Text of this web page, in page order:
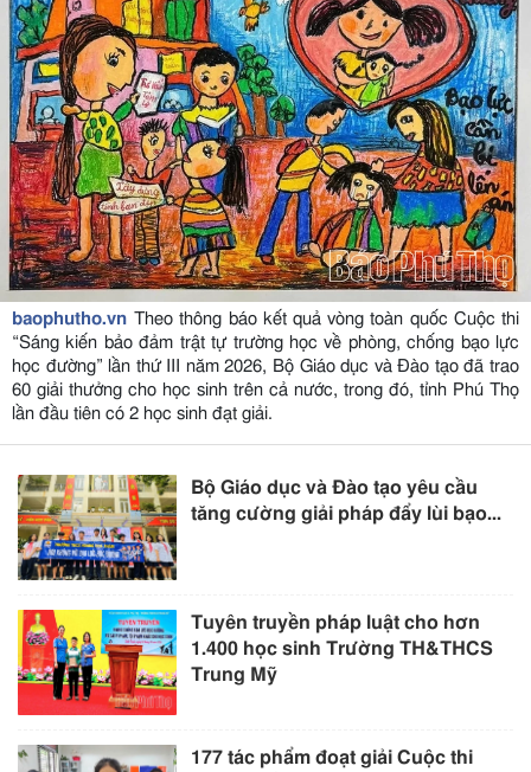
baophutho.vn Theo thông báo kết quả vòng toàn quốc Cuộc thi
“Sáng kiến bảo đảm trật tự trường học về phòng, chống bạo lực
học đường” lần thứ III năm 2026, Bộ Giáo dục và Đào tạo đã trao
60 giải thưởng cho học sinh trên cả nước, trong đó, tỉnh Phú Thọ
lần đầu tiên có 2 học sinh đạt giải.
Bộ Giáo dục và Đào tạo yêu cầu
tăng cường giải pháp đẩy lùi bạo...
Tuyên truyền pháp luật cho hơn
1.400 học sinh Trường TH&THCS
Trung Mỹ
177 tác phẩm đoạt giải Cuộc thi